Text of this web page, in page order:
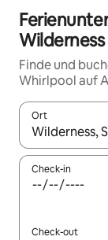
Wilderness
Finde und
Whirlpool auf
Ort
Wenn
Check-in
Check-out